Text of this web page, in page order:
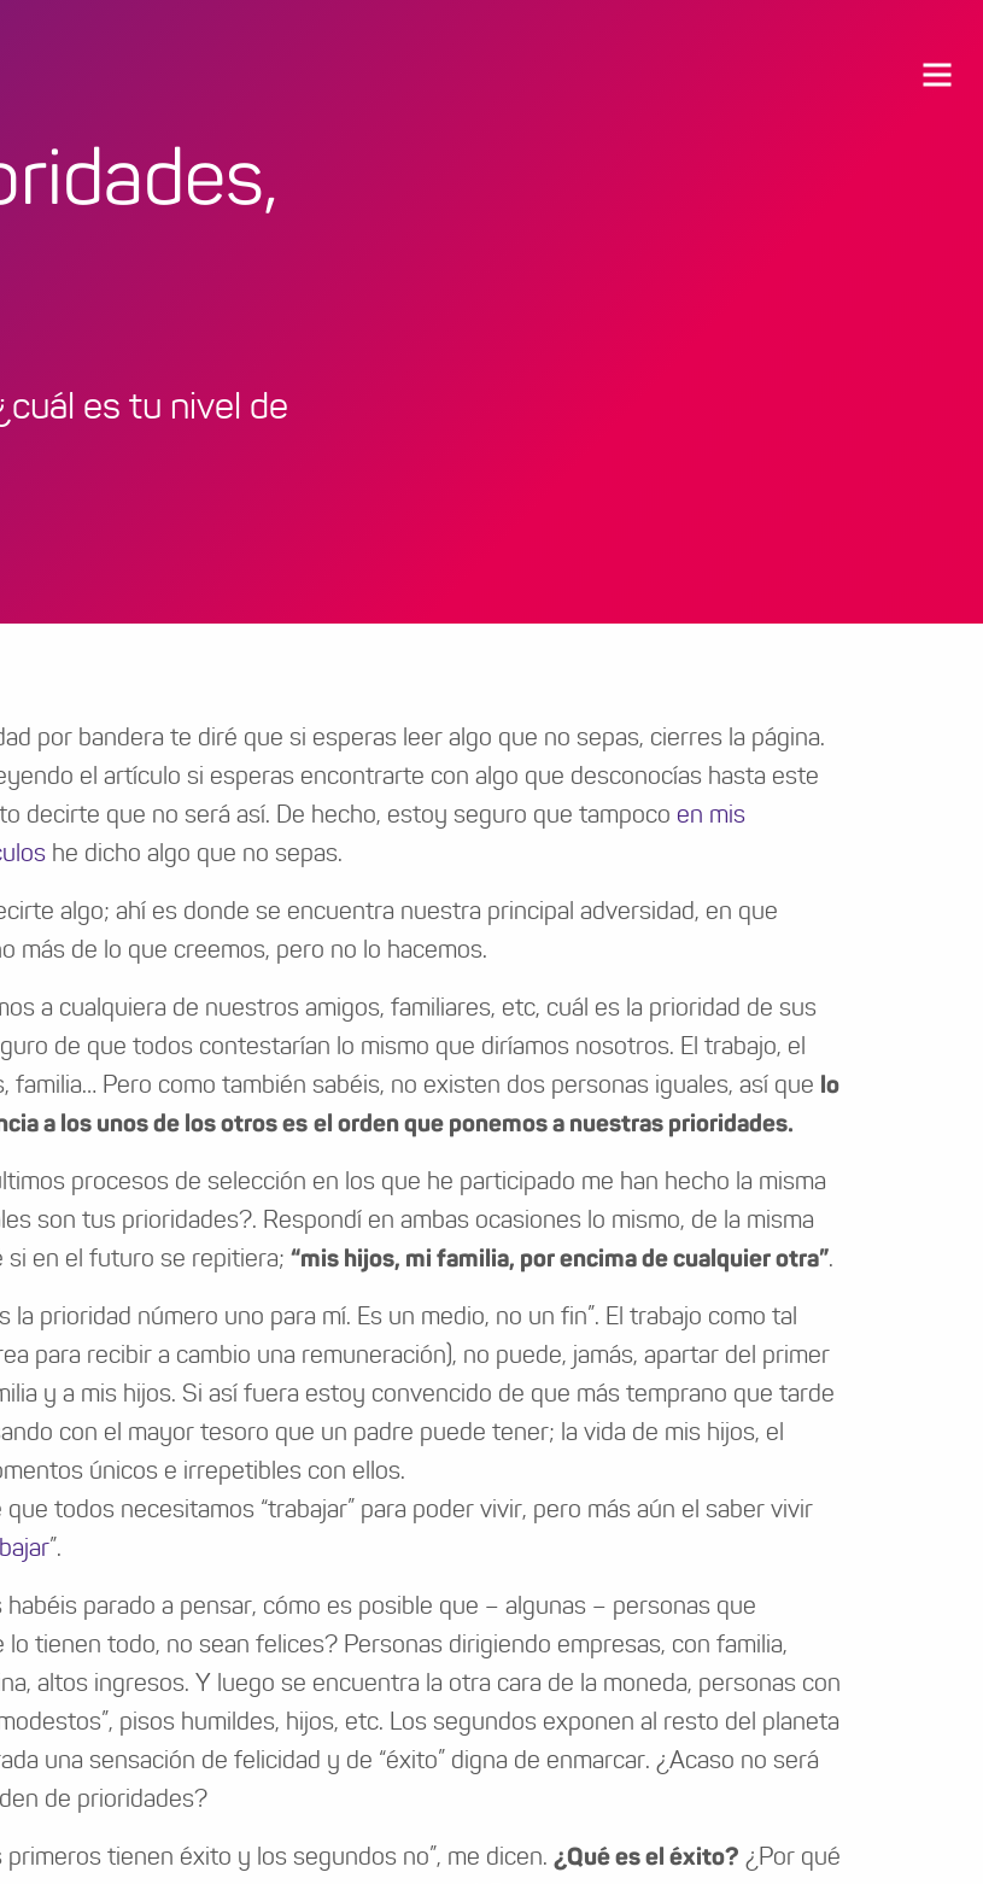
es tu nivel de
por bandera te diré que si esperas leer algo que no sepas, cierres la página.
el artículo si esperas encontrarte con algo que desconocías hasta este
decirte que no será así. De hecho, estoy seguro que tampoco en mis
he dicho algo que no sepas.
algo; ahí es donde se encuentra nuestra principal adversidad, en que
más de lo que creemos, pero no lo hacemos.
a cualquiera de nuestros amigos, familiares, etc, cuál es la prioridad de sus
de que todos contestarían lo mismo que diríamos nosotros. El trabajo, el
familia… Pero como también sabéis, no existen dos personas iguales, así que lo
a los unos de los otros es el orden que ponemos a nuestras prioridades.
procesos de selección en los que he participado me han hecho la misma
son tus prioridades?. Respondí en ambas ocasiones lo mismo, de la misma
si en el futuro se repitiera; “mis hijos, mi familia, por encima de cualquier otra”.
la prioridad número uno para mí. Es un medio, no un fin”. El trabajo como tal
para recibir a cambio una remuneración), no puede, jamás, apartar del primer
y a mis hijos. Si así fuera estoy convencido de que más temprano que tarde
con el mayor tesoro que un padre puede tener; la vida de mis hijos, el
únicos e irrepetibles con ellos.
todos necesitamos “trabajar” para poder vivir, pero más aún el saber vivir
”.
habéis parado a pensar, cómo es posible que – algunas – personas que
tienen todo, no sean felices? Personas dirigiendo empresas, con familia,
altos ingresos. Y luego se encuentra la otra cara de la moneda, personas con
pisos humildes, hijos, etc. Los segundos exponen al resto del planeta
una sensación de felicidad y de “éxito” digna de enmarcar. ¿Acaso no será
de prioridades?
primeros tienen éxito y los segundos no”, me dicen. ¿Qué es el éxito? ¿Por qué